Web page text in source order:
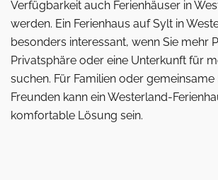
Verfügbarkeit auch Ferienhäuser in
werden. Ein Ferienhaus auf Sylt in
besonders interessant, wenn Sie mehr
Privatsphäre oder eine Unterkunft für
suchen. Für Familien oder gemeinsame
Freunden kann ein Westerland-
komfortable Lösung sein.